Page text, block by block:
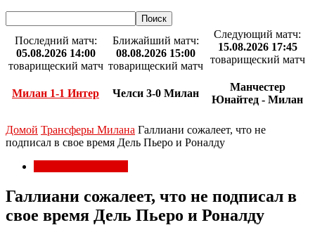
Последний матч:
05.08.2026 14:00
товарищеский матч
Милан 1-1 Интер
Ближайший матч:
08.08.2026 15:00
товарищеский матч
Челси 3-0 Милан
Следующий матч:
15.08.2026 17:45
товарищеский матч
Манчестер
Юнайтед - Милан
Домой Трансферы Милана Галлиани сожалеет, что не
подписал в свое время Дель Пьеро и Роналду
Галлиани сожалеет, что не подписал в
свое время Дель Пьеро и Роналду